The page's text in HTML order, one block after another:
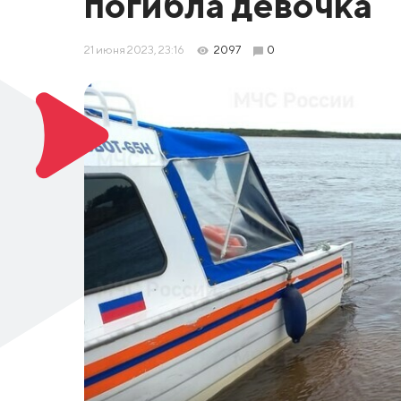
21 июня 2023, 23:16 2097 0